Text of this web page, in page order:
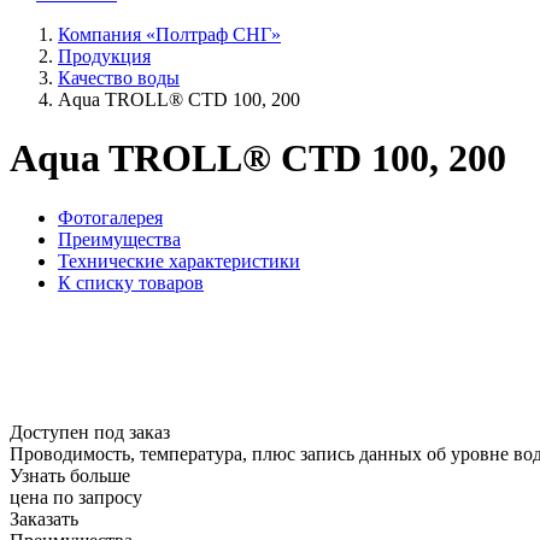
Компания «Полтраф СНГ»
Продукция
Качество воды
Aqua TROLL® CTD 100, 200
Aqua TROLL® CTD 100, 200
Фотогалерея
Преимущества
Технические характеристики
К списку товаров
Доступен под заказ
Проводимость, температура, плюс запись данных об уровне
Узнать больше
цена по запросу
Заказать